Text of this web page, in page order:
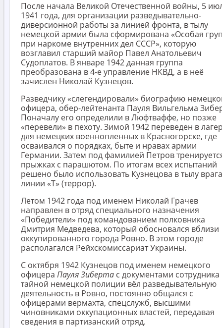
После начала Великой Отечественной войны, 5
1941 года, для организации разведывательно-
диверсионной работы за линией фронта, в тылу
немецкой армии была сформирована «Особая
при наркоме внутренних дел СССР», которую
возглавил старший майор Павел Анатольевич
Судоплатов. В январе 1942 данная группа
преобразована в 4-е управление НКВД, а в неё
зачислен Николай Кузнецов.
Разведчику «слегендировали» биографию
офицера, обер-лейтенанта Пауля Вильгельма
Поначалу его определили в Люфтваффе, но позже
«перевели» в пехоту. Зимой 1942 переведен в
для немецких военнопленных в Красногорске, где
осваивался о порядках, быте и нравах армии
Германии. Затем под фамилией Петров
прыжках с парашютом. По итогам всех испытаний
решено было использовать Кузнецова в тылу
линии «Т» (террор).
Летом 1942 года под именем Николай Грачев
направлен в отряд специального назначения
«Победители» под командованием полковника
Дмитрия Медведева, который обосновался вблизи
оккупированного города Ровно. В этом городе
располагался Рейхскомиссариат Украины.
С октября 1942 Кузнецов под именем немецкого
офицера Пауля Зиберта с документами сотрудника
тайной немецкой полиции вёл разведывательную
деятельность в Ровно, постоянно общался с
офицерами вермахта, спецслужб, высшими
чиновниками оккупационных властей, передавая
сведения в партизанский отряд.